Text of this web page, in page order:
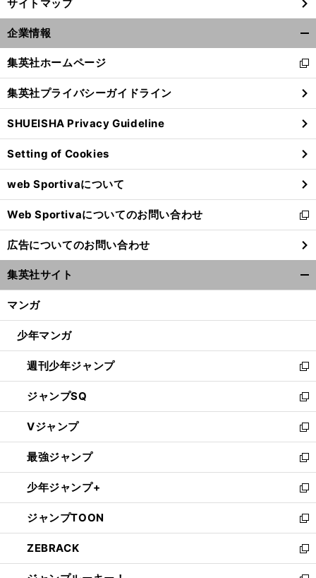
サイトマップ
企業情報
閉
る
集英社ホームページ
新
し
い
ウ
ィ
ン
ド
ウ
で
開
く
集英社プライバシーガイドライン
SHUEISHA Privacy Guideline
Setting of Cookies
web Sportivaについて
Web Sportivaについてのお問い合わせ
新
し
い
ウ
ィ
ン
ウ
開
く
広告についてのお問い合わせ
集英社サイト
マンガ
少年マンガ
週刊少年ジャンプ
新
し
い
ウ
ィ
ン
ド
ウ
で
開
く
ジャンプSQ
新
し
い
ウ
ィ
ン
ド
ウ
で
開
く
Vジャンプ
新
し
い
ウ
ィ
ン
ド
ウ
で
開
最強ジャンプ
新
し
い
ウ
ィ
ン
ド
ウ
少年ジャンプ+
新
し
い
ウ
ィ
ン
ジャンプTOON
新
し
い
ウ
ZEBRACK
新
し